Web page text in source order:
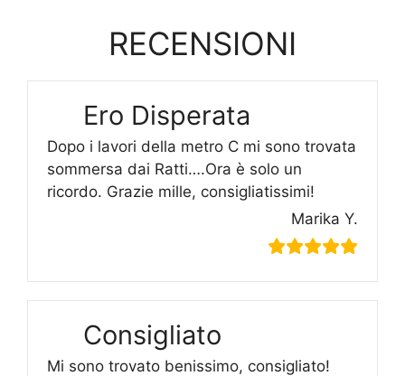
RECENSIONI
Ero Disperata
Dopo i lavori della metro C mi sono trovata
sommersa dai Ratti….Ora è solo un
ricordo. Grazie mille, consigliatissimi!
Marika Y.
Consigliato
Mi sono trovato benissimo, consigliato!